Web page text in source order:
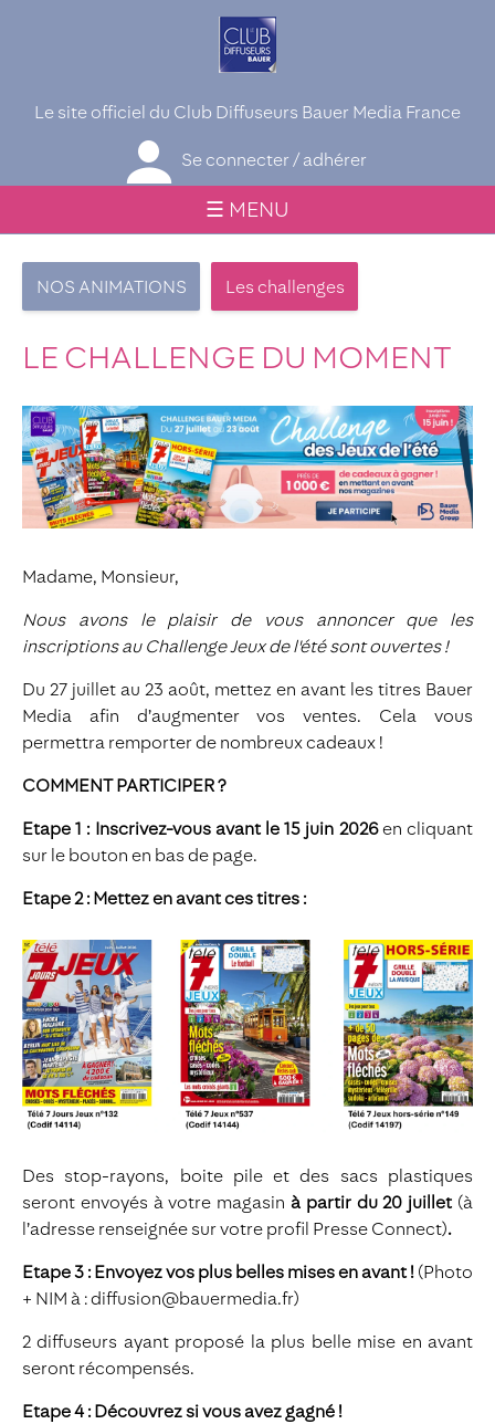
Le site officiel du Club Diffuseurs Bauer Media France
Se connecter / adhérer
☰ MENU
NOS ANIMATIONS Les challenges
LE CHALLENGE DU MOMENT
Madame, Monsieur,
Nous avons le plaisir de vous annoncer que les
inscriptions au Challenge Jeux de l'été sont ouvertes !
Du 27 juillet au 23 août, mettez en avant les titres Bauer
Media afin d’augmenter vos ventes. Cela vous
permettra remporter de nombreux cadeaux !
COMMENT PARTICIPER ?
Etape 1 : Inscrivez-vous avant le 15 juin 2026en cliquant
sur le bouton en bas de page.
Etape 2 : Mettez en avant ces titres :
Des stop-rayons, boite pile et des sacs plastiques
seront envoyés à votre magasin à partir du 20 juillet (à
l’adresse renseignée sur votre profil Presse Connect).
Etape 3 : Envoyez vos plus belles mises en avant ! (Photo
+ NIM à : diffusion@bauermedia.fr)
2 diffuseurs ayant proposé la plus belle mise en avant
seront récompensés.
Etape 4 : Découvrez si vous avez gagné !